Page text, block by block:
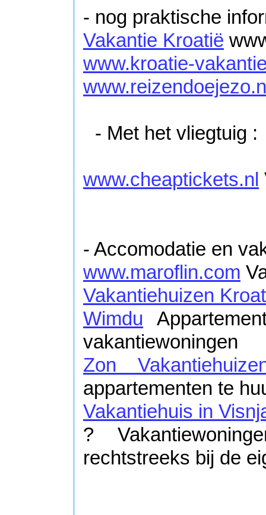
- nog praktische
Vakantie Kroatië
www.kroatie-
- Met het vliegtuig :
www.cheaptickets.nl
- Accomodatie en
www.maroflin.com
Vakantiehuizen
Wimdu
vakantiewoningen
Zon
appartementen te
Vakantiehuis in
?
rechtstreeks bij de